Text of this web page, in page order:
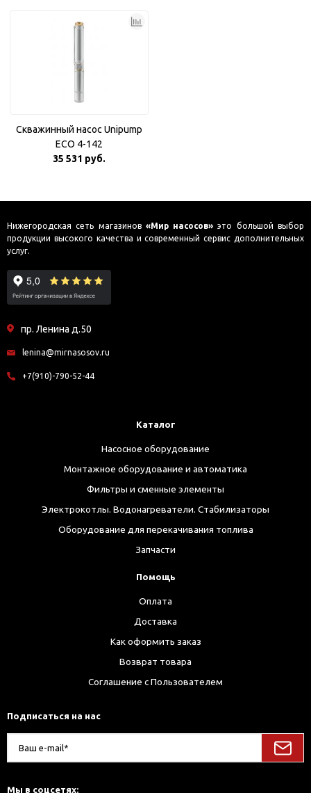
Скважинный насос Unipump
ECO 4-142
35 531 руб.
Нижегородская сеть магазинов «Мир насосов» это большой выбор
продукции высокого качества и современный сервис дополнительных
услуг.
пр. Ленина д.50
lenina@mirnasosov.ru
+7(910)-790-52-44
Каталог
Насосное оборудование
Монтажное оборудование и автоматика
Фильтры и сменные элементы
Электрокотлы. Водонагреватели. Стабилизаторы
Оборудование для перекачивания топлива
Запчасти
Помощь
Оплата
Доставка
Как оформить заказ
Возврат товара
Соглашение с Пользователем
Подписаться на нас
Мы в соцсетях: